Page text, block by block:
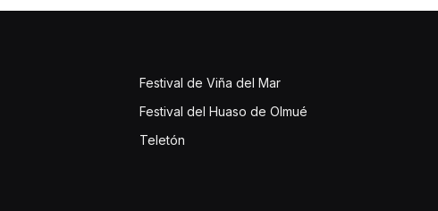
Festival de Viña del Mar
Festival del Huaso de Olmué
Teletón